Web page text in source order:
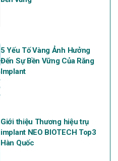
5 Yếu Tố Vàng Ảnh Hưởng
Đến Sự Bền Vững Của Răng
Implant
Giới thiệu Thương hiệu trụ
implant NEO BIOTECH Top3
Hàn Quốc